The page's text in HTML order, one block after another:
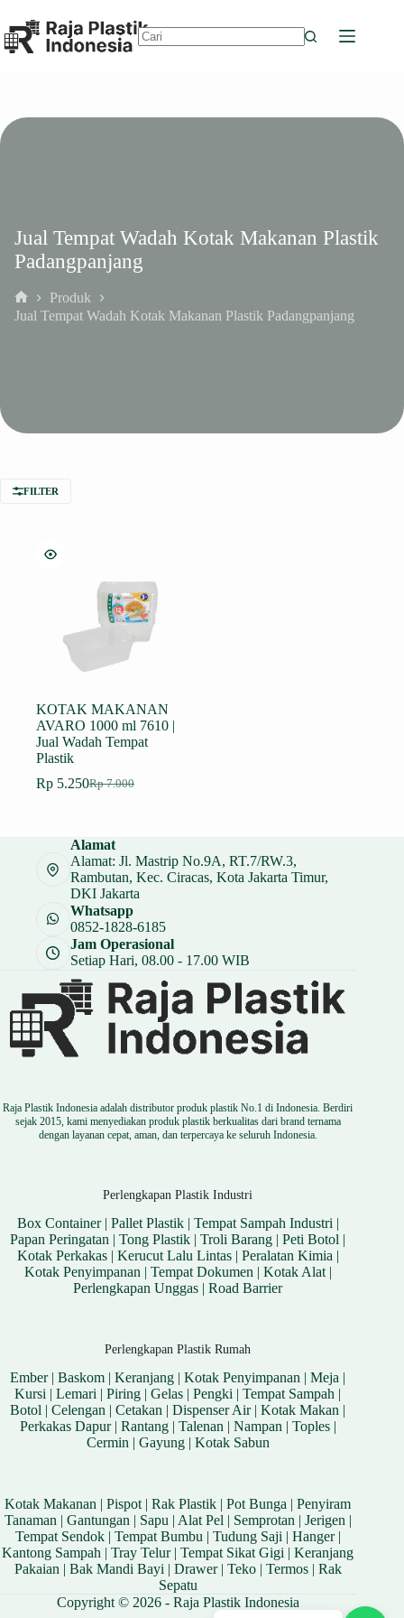
to
content
Jual Tempat Wadah Kotak Makanan Plastik
Padangpanjang
Home
Produk
Jual Tempat Wadah Kotak Makanan Plastik Padangpanjang
FILTER
KOTAK MAKANAN
AVARO 1000 ml 7610 |
Jual Wadah Tempat
Plastik
Rp7.000
Harga
Rp 7.000.
Rp 5.250Harga
adalah:
Rp 5.250.
Alamat
Alamat: Jl. Mastrip No.9A, RT.7/RW.3,
Rambutan, Kec. Ciracas, Kota Jakarta Timur,
DKI Jakarta
Whatsapp
0852-1828-6185
Jam Operasional
Setiap Hari, 08.00 - 17.00 WIB
Raja Plastik Indonesia adalah distributor produk plastik No.1 di Indonesia. Berdiri
sejak 2015, kami menyediakan produk plastik berkualitas dari brand ternama
dengan layanan cepat, aman, dan terpercaya ke seluruh Indonesia.
Perlengkapan Plastik Industri
Box Container| Pallet Plastik| Tempat Sampah Industri |
Papan Peringatan |Tong Plastik |Troli Barang |Peti Botol |
Kotak Perkakas| Kerucut Lalu Lintas| Peralatan Kimia |
Kotak Penyimpanan | Tempat Dokumen | Kotak Alat|
Perlengkapan Unggas |Road Barrier
Perlengkapan Plastik Rumah
Ember|Baskom |Keranjang |Kotak Penyimpanan |Meja |
Kursi |Lemari |Piring |Gelas |Pengki |Tempat Sampah |
Botol |Celengan |Cetakan |Dispenser Air|Kotak Makan |
Perkakas Dapur| Rantang| Talenan| Nampan| Toples|
Cermin| Gayung| Kotak Sabun
Kotak Makanan |Pispot|Rak Plastik |Pot Bunga |Penyiram
Tanaman| Gantungan| Sapu| Alat Pel| Semprotan| Jerigen|
Tempat Sendok| Tempat Bumbu| Tudung Saji| Hanger|
Kantong Sampah |Tray Telur|Tempat Sikat Gigi |Keranjang
Pakaian| Bak Mandi Bayi| Drawer| Teko| Termos| Rak
Sepatu
Copyright © 2026 - Raja Plastik Indonesia